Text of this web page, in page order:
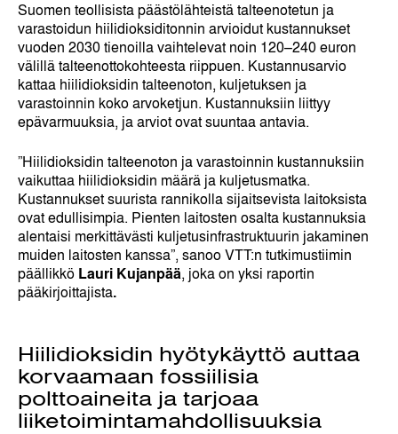
Suomen teollisista päästölähteistä talteenotetun ja
varastoidun hiilidioksiditonnin arvioidut kustannukset
vuoden 2030 tienoilla vaihtelevat noin 120–240 euron
välillä talteenottokohteesta riippuen. Kustannusarvio
kattaa hiilidioksidin talteenoton, kuljetuksen ja
varastoinnin koko arvoketjun. Kustannuksiin liittyy
epävarmuuksia, ja arviot ovat suuntaa antavia.
”Hiilidioksidin talteenoton ja varastoinnin kustannuksiin
vaikuttaa hiilidioksidin määrä ja kuljetusmatka.
Kustannukset suurista rannikolla sijaitsevista laitoksista
ovat edullisimpia. Pienten laitosten osalta kustannuksia
alentaisi merkittävästi kuljetusinfrastruktuurin jakaminen
muiden laitosten kanssa”, sanoo VTT:n tutkimustiimin
päällikkö Lauri Kujanpää, joka on yksi raportin
pääkirjoittajista.
Hiilidioksidin hyötykäyttö auttaa
korvaamaan fossiilisia
polttoaineita ja tarjoaa
liiketoimintamahdollisuuksia